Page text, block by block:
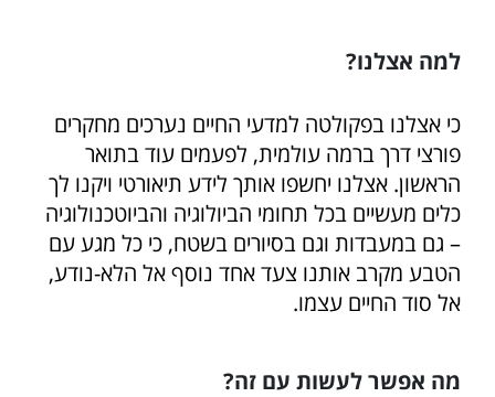
למה אצלנו?
כי אצלנו בפקולטה למדעי החיים נערכים מחקרים
פורצי דרך ברמה עולמית, לפעמים עוד בתואר
הראשון. אצלנו יחשפו אותך לידע תיאורטי ויקנו לך
כלים מעשיים בכל תחומי הביולוגיה והביוטכנולוגיה
– גם במעבדות וגם בסיורים בשטח, כי כל מגע עם
הטבע מקרב אותנו צעד אחד נוסף אל הלא-נודע,
אל סוד החיים עצמו.
מה אפשר לעשות עם זה?